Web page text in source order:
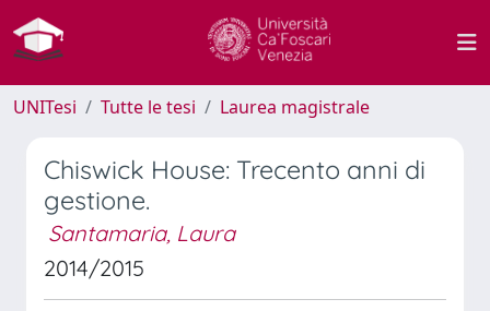
UNITesi Tutte le tesi Laurea magistrale
Chiswick House: Trecento anni di
gestione.
Santamaria, Laura
2014/2015